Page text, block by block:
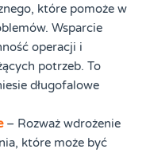
które pomoże w
Wsparcie
operacji i
potrzeb. To
długofalowe
– Rozważ wdrożenie
które może być